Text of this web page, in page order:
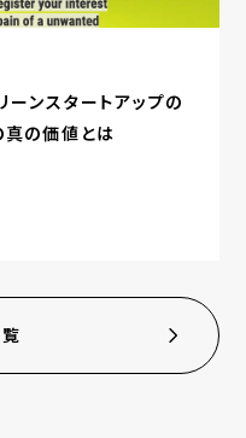
ーンスタートアップの
真の価値とは